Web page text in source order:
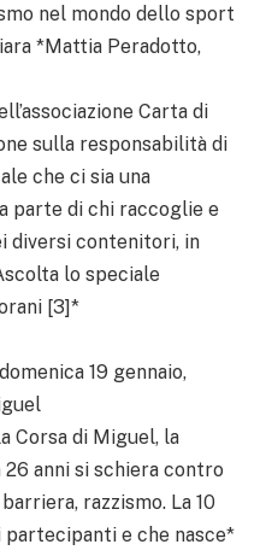
nel mondo dello sport
*Mattia Peradotto,
Carta di
sulla responsabilità di
che ci sia una
parte di chi raccoglie e
diversi contenitori, in
lo speciale
[3]*
19 gennaio,
Corsa di Miguel, la
anni si schiera contro
razzismo. La 10
partecipanti e che nasce*